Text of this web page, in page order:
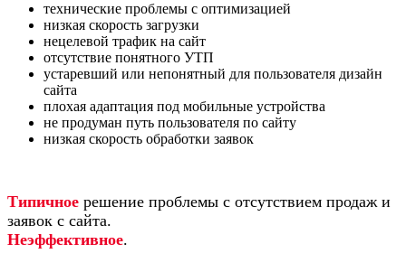
технические проблемы с оптимизацией
низкая скорость загрузки
нецелевой трафик на сайт
отсутствие понятного УТП
устаревший или непонятный для пользователя дизайн
сайта
плохая адаптация под мобильные устройства
не продуман путь пользователя по сайту
низкая скорость обработки заявок
Типичное решение проблемы с отсутствием продаж и
заявок с сайта.
Неэффективное.